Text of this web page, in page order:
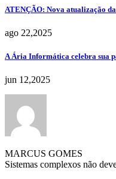
ATENÇÃO: Nova atualização
ago 22,2025
A Ária Informática celebra sua
jun 12,2025
MARCUS GOMES
Sistemas complexos não